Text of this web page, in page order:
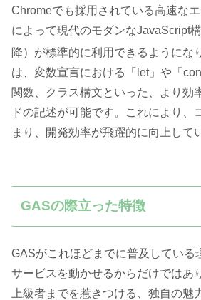
Chromeでも採用されている高速な
によって現代のモダンなJavaScript
降）が標準的に利用できるようにな
は、変数宣言における「let」や「
関数、クラス構文といった、より効
ドの記述が可能です。これにより、
まり、開発効率が飛躍的に向上して
GASの際立った特徴
GASがこれほどまでに普及している
サービスを動かせるからだけではあ
上級者までを惹きつける、独自の魅